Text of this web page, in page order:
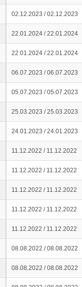
02.12.2023 / 02.12.2023
22.01.2024 / 22.01.2024
22.01.2024 / 22.01.2024
06.07.2023 / 06.07.2023
05.07.2023 / 05.07.2023
25.03.2023 / 25.03.2023
24.01.2023 / 24.01.2023
11.12.2022 / 11.12.2022
11.12.2022 / 11.12.2022
11.12.2022 / 11.12.2022
11.12.2022 / 11.12.2022
11.12.2022 / 11.12.2022
08.08.2022 / 08.08.2022
08.08.2022 / 08.08.2022